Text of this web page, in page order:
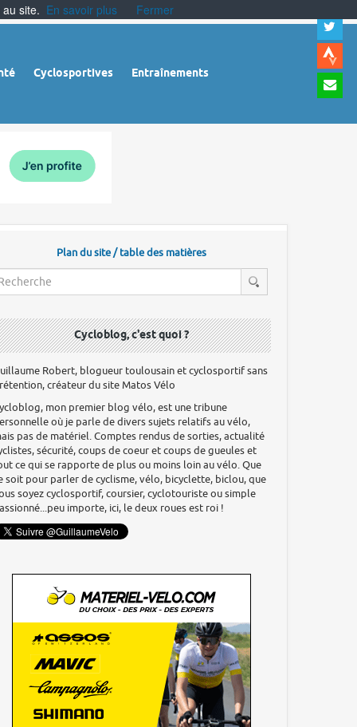
Cyclosportives Entraînements
à
Plan du site / table des matières
Cycloblog, c'est quoi ?
Robert, blogueur toulousain et cyclosportif sans
créateur du site Matos Vélo
mon premier blog vélo, est une tribune
où je parle de divers sujets relatifs au vélo,
pas de matériel. Comptes rendus de sorties, actualité
sécurité, coups de coeur et coups de gueules et
ce qui se rapporte de plus ou moins loin au vélo. Que
soit pour parler de cyclisme, vélo, bicyclette, biclou, que
soyez cyclosportif, coursier, cyclotouriste ou simple
importe, ici, le deux roues est roi !
site. En savoir plus Fermer